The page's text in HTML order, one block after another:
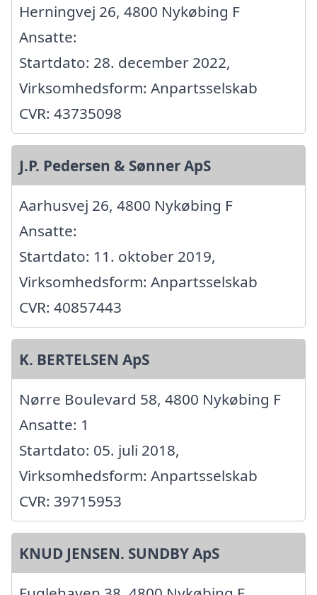
Herningvej 26, 4800 Nykøbing F
Ansatte:
Startdato: 28. december 2022,
Virksomhedsform: Anpartsselskab
CVR: 43735098
J.P. Pedersen & Sønner ApS
Aarhusvej 26, 4800 Nykøbing F
Ansatte:
Startdato: 11. oktober 2019,
Virksomhedsform: Anpartsselskab
CVR: 40857443
K. BERTELSEN ApS
Nørre Boulevard 58, 4800 Nykøbing F
Ansatte: 1
Startdato: 05. juli 2018,
Virksomhedsform: Anpartsselskab
CVR: 39715953
KNUD JENSEN. SUNDBY ApS